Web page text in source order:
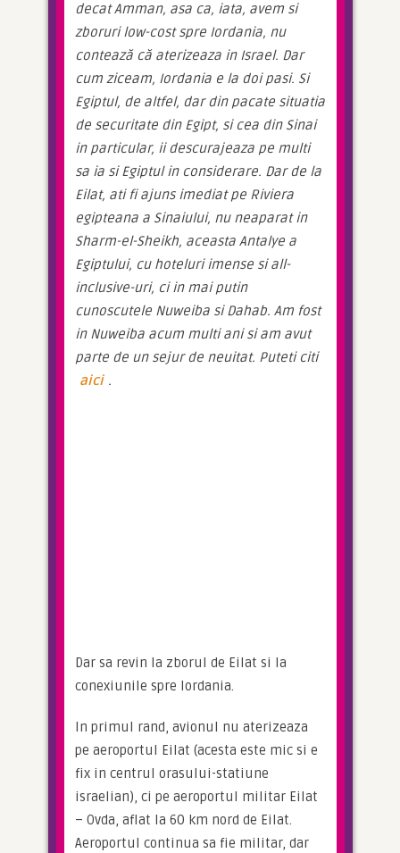
decat Amman, asa ca, iata, avem si
zboruri low-cost spre Iordania, nu
contează că aterizeaza in Israel. Dar
cum ziceam, Iordania e la doi pasi. Si
Egiptul, de altfel, dar din pacate situatia
de securitate din Egipt, si cea din Sinai
in particular, ii descurajeaza pe multi
sa ia si Egiptul in considerare. Dar de la
Eilat, ati fi ajuns imediat pe Riviera
egipteana a Sinaiului, nu neaparat in
Sharm-el-Sheikh, aceasta Antalye a
Egiptului, cu hoteluri imense si all-
inclusive-uri, ci in mai putin
cunoscutele Nuweiba si Dahab. Am fost
in Nuweiba acum multi ani si am avut
parte de un sejur de neuitat. Puteti citi
aici .
Dar sa revin la zborul de Eilat si la
conexiunile spre Iordania.
In primul rand, avionul nu aterizeaza
pe aeroportul Eilat (acesta este mic si e
fix in centrul orasului-statiune
israelian), ci pe aeroportul militar Eilat
– Ovda, aflat la 60 km nord de Eilat.
Aeroportul continua sa fie militar, dar